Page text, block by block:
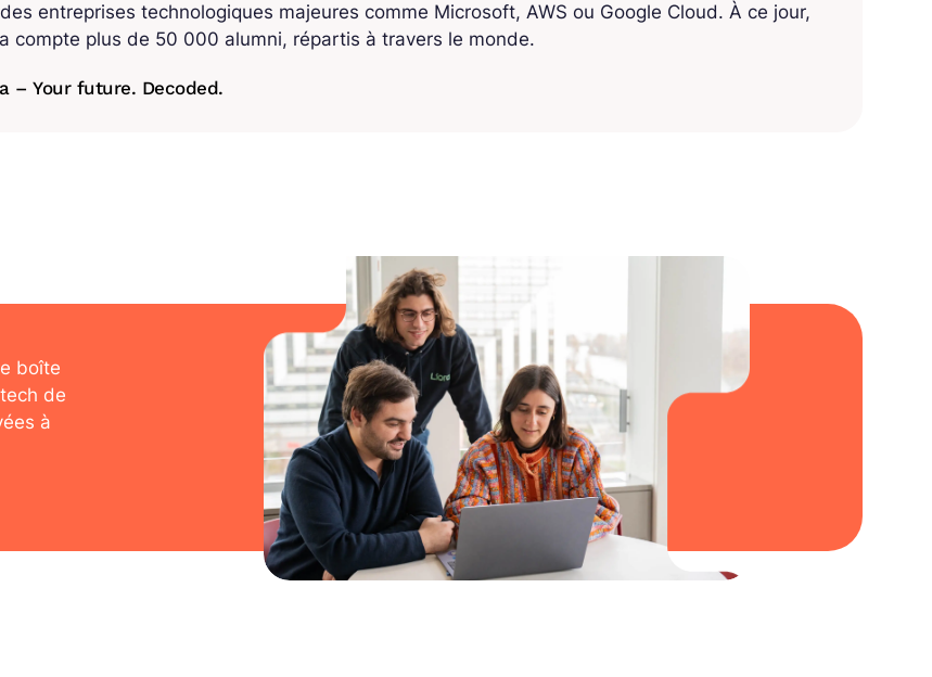
entreprises technologiques majeures comme Microsoft, AWS ou Google Cloud. À ce jour,
compte plus de 50 000 alumni, répartis à travers le monde.
– Your future. Decoded.
boîte
de
à